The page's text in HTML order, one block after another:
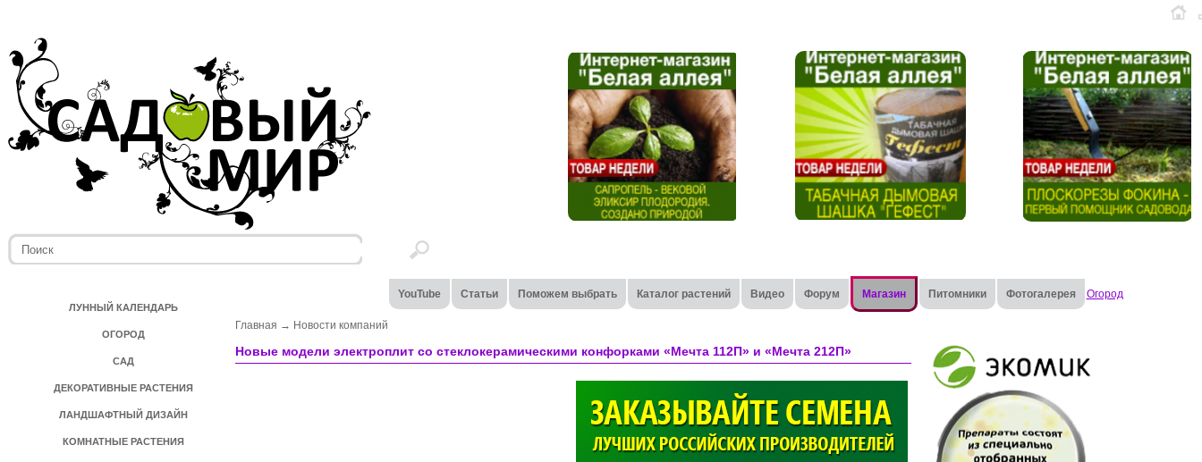
ЛУННЫЙ КАЛЕНДАРЬ
ОГОРОД
САД
ДЕКОРАТИВНЫЕ РАСТЕНИЯ
ЛАНДШАФТНЫЙ ДИЗАЙН
КОМНАТНЫЕ РАСТЕНИЯ
YouTube Статьи Поможем выбрать Каталог растений Видео Форум Магазин Питомники Фотогалерея Огород
Главная → Новости компаний
Новые модели электроплит со стеклокерамическими конфорками «Мечта 112П» и «Мечта 212П»